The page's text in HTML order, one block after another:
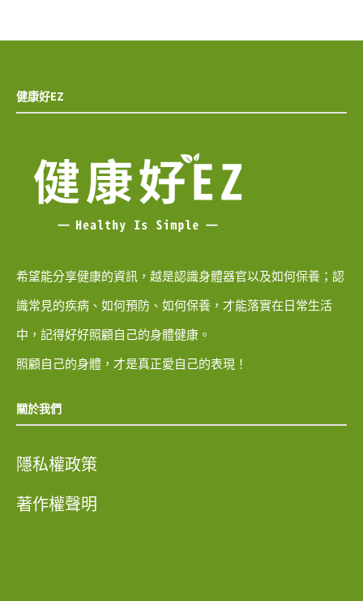
健康好EZ
希望能分享健康的資訊，越是認識身體器官以及如何保養；認
識常見的疾病、如何預防、如何保養，才能落實在日常生活
中，記得好好照顧自己的身體健康。
照顧自己的身體，才是真正愛自己的表現！
關於我們
隱私權政策
著作權聲明